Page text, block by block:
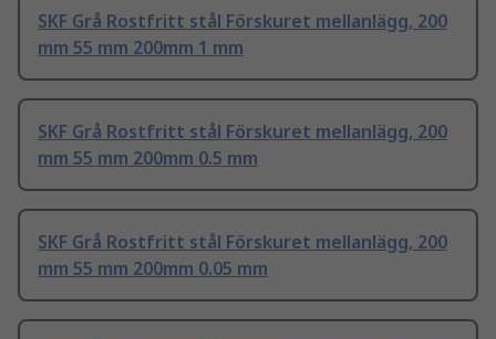
SKF Grå Rostfritt stål Förskuret mellanlägg, 200
mm 55 mm 200mm 1 mm
SKF Grå Rostfritt stål Förskuret mellanlägg, 200
mm 55 mm 200mm 0.5 mm
SKF Grå Rostfritt stål Förskuret mellanlägg, 200
mm 55 mm 200mm 0.05 mm